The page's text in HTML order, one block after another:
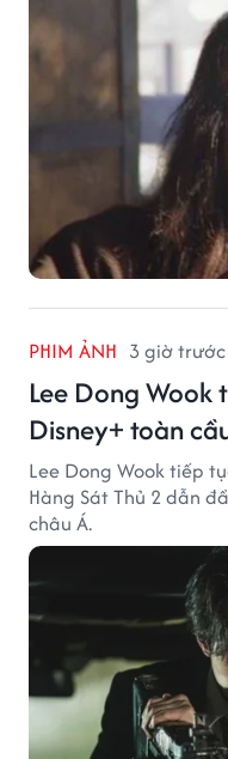
PHIM ẢNH 3 giờ trước
Lee Dong
Disney+ toàn
Lee Dong Wook tiếp
Hàng Sát Thủ 2 dẫn
châu Á.